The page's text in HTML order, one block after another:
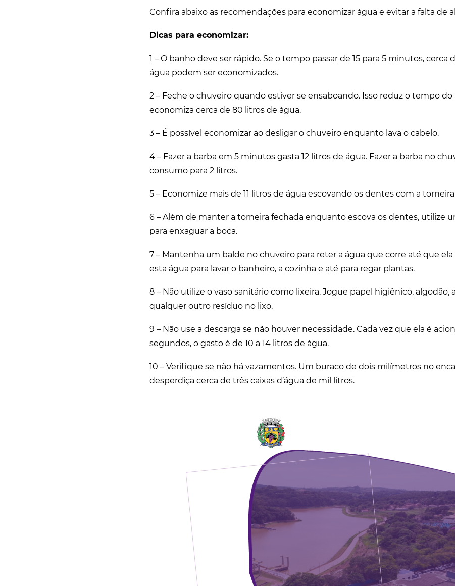
Confira abaixo as recomendações para economizar água e evitar a falta de
Dicas para economizar:
1 – O banho deve ser rápido. Se o tempo passar de 15 para 5 minutos, cerca
água podem ser economizados.
2 – Feche o chuveiro quando estiver se ensaboando. Isso reduz o tempo do
economiza cerca de 80 litros de água.
3 – É possível economizar ao desligar o chuveiro enquanto lava o cabelo.
4 – Fazer a barba em 5 minutos gasta 12 litros de água. Fazer a barba no
consumo para 2 litros.
5 – Economize mais de 11 litros de água escovando os dentes com a
6 – Além de manter a torneira fechada enquanto escova os dentes, utilize
para enxaguar a boca.
7 – Mantenha um balde no chuveiro para reter a água que corre até que ela
esta água para lavar o banheiro, a cozinha e até para regar plantas.
8 – Não utilize o vaso sanitário como lixeira. Jogue papel higiênico, algodão,
qualquer outro resíduo no lixo.
9 – Não use a descarga se não houver necessidade. Cada vez que ela é
segundos, o gasto é de 10 a 14 litros de água.
10 – Verifique se não há vazamentos. Um buraco de dois milímetros no
desperdiça cerca de três caixas d’água de mil litros.